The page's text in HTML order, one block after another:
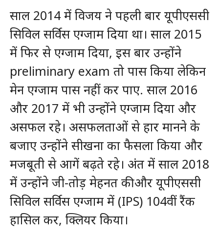
साल 2014 में विजय ने पहली बार यूपीएससी
सिविल सर्विस एग्जाम दिया था। साल 2015
में फिर से एग्जाम दिया, इस बार उन्होंने
preliminary exam तो पास किया लेकिन
मेन एग्जाम पास नहीं कर पाए. साल 2016
और 2017 में भी उन्होंने एग्जाम दिया और
असफल रहे। असफलताओं से हार मानने के
बजाए उन्होंने सीखना का फैसला किया और
मजबूती से आगें बढ़ते रहे। अंत में साल 2018
में उन्होंने जी-तोड़ मेहनत की और यूपीएससी
सिविल सर्विस एग्जाम में (IPS) 104वीं रैंक
हासिल कर, क्लियर किया।